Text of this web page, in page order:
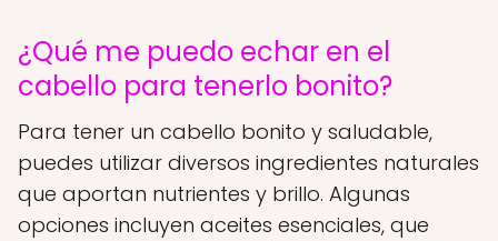
¿Qué me puedo echar en el
cabello para tenerlo bonito?
Para tener un cabello bonito y saludable,
puedes utilizar diversos ingredientes naturales
que aportan nutrientes y brillo. Algunas
opciones incluyen aceites esenciales, que